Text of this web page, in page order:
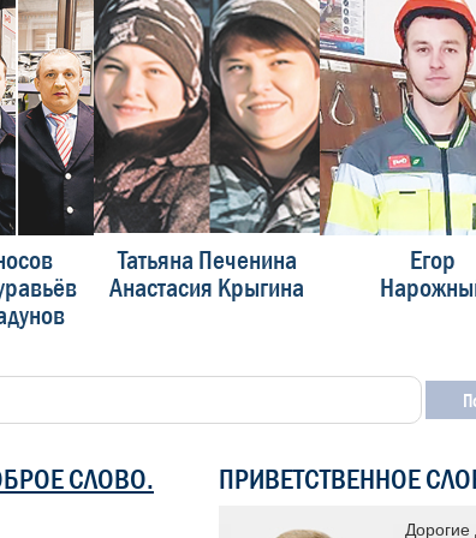
Татьяна Печенина
Анастасия Крыгина
Егор
СЛОВО. ПРИВЕТСТВЕННОЕ
уже много лет
Дорогие